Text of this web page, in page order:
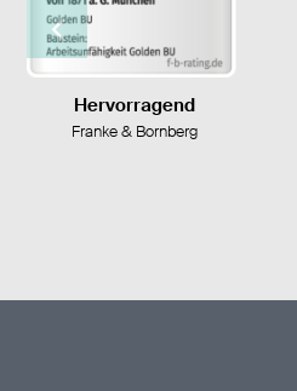
Hervorragend
Franke & Bornberg